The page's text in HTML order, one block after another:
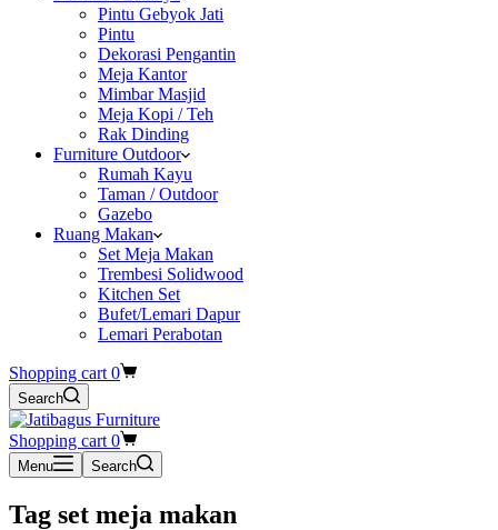
Pintu Gebyok Jati
Pintu
Dekorasi Pengantin
Meja Kantor
Mimbar Masjid
Meja Kopi / Teh
Rak Dinding
Furniture Outdoor
Rumah Kayu
Taman / Outdoor
Gazebo
Ruang Makan
Set Meja Makan
Trembesi Solidwood
Kitchen Set
Bufet/Lemari Dapur
Lemari Perabotan
Shopping cart 0
Search
Shopping cart 0
Menu Search
Tag set meja makan